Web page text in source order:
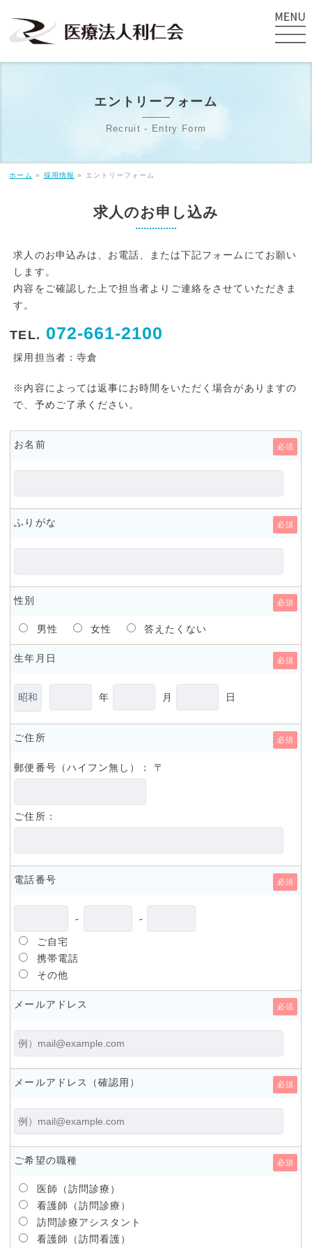
エントリーフォーム
Recruit - Entry Form
ホーム » 採用情報 » エントリーフォーム
求人のお申し込み
求人のお申込みは、お電話、または下記フォームにてお願い
します。
内容をご確認した上で担当者よりご連絡をさせていただきま
す。
TEL. 072-661-2100
採用担当者：寺倉
※内容によっては返事にお時間をいただく場合がありますの
で、予めご了承ください。
お名前 必須
ふりがな 必須
性別 必須
男性 女性 答えたくない
生年月日 必須
年 月 日
ご住所 必須
郵便番号（ハイフン無し）： 〒
ご住所：
電話番号 必須
- -
ご自宅
携帯電話
その他
メールアドレス 必須
メールアドレス （確認用） 必須
ご希望の職種 必須
医師（訪問診療）
看護師（訪問診療）
訪問診療アシスタント
看護師（訪問看護）